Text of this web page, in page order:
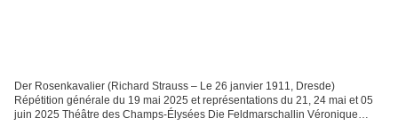
Der Rosenkavalier (Richard Strauss – Le 26 janvier 1911, Dresde)
Répétition générale du 19 mai 2025 et représentations du 21, 24 mai et 05
juin 2025 Théâtre des Champs-Élysées Die Feldmarschallin Véronique